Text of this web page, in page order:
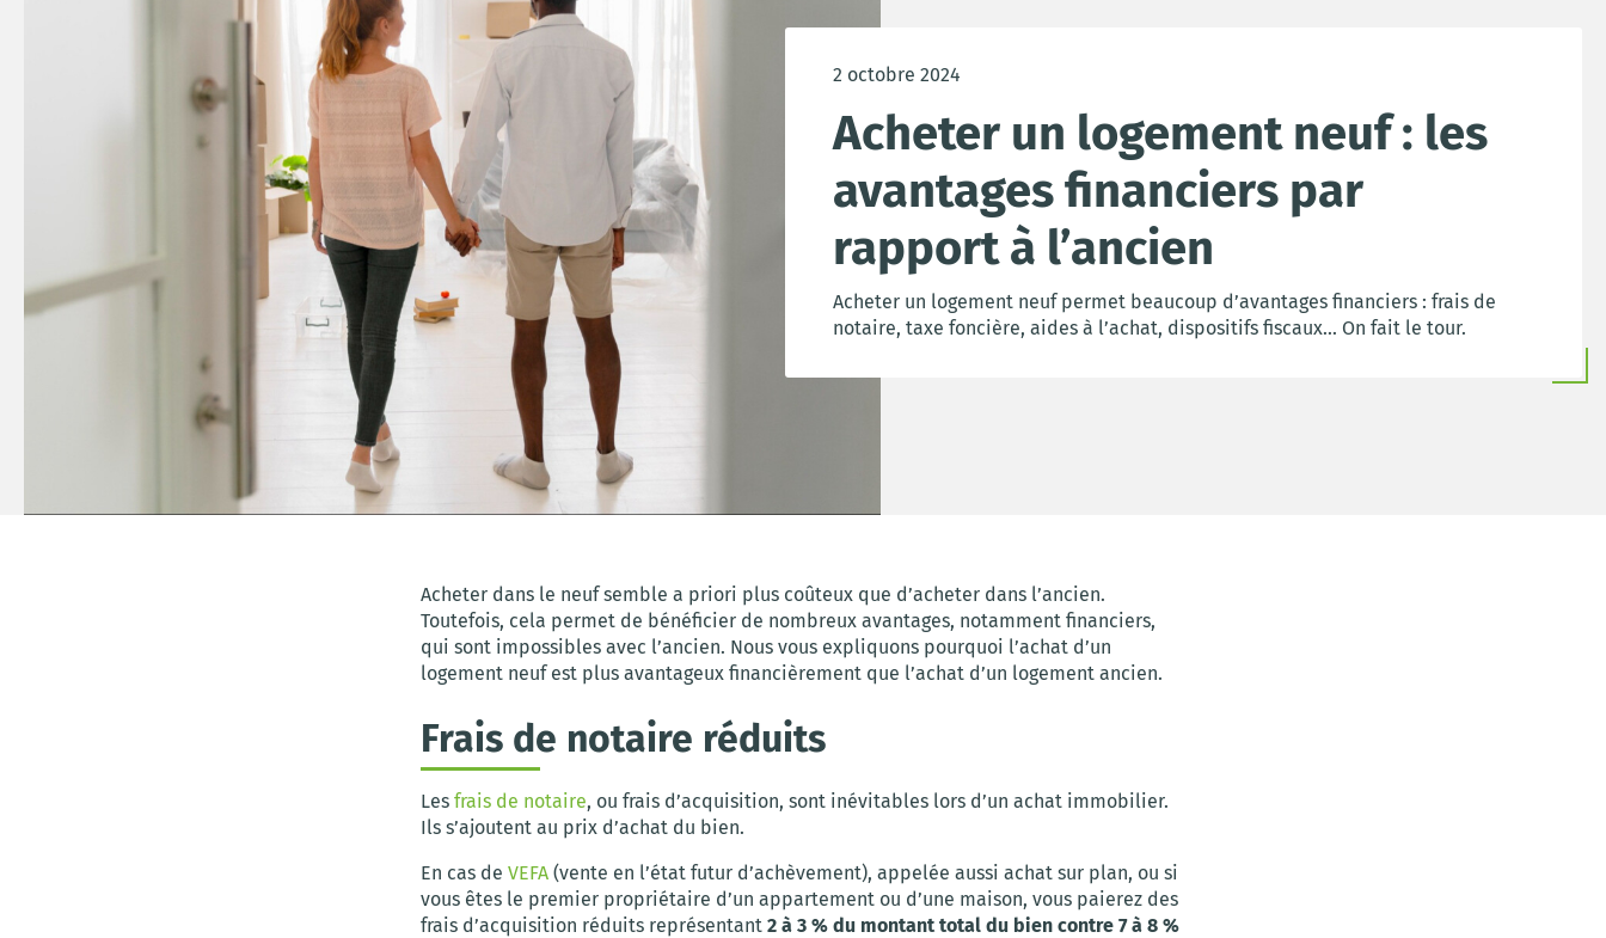
2 octobre 2024
Acheter un logement neuf : les
avantages financiers par
rapport à l’ancien
Acheter un logement neuf permet beaucoup d’avantages financiers : frais de
notaire, taxe foncière, aides à l’achat, dispositifs fiscaux... On fait le tour.
Acheter dans le neuf semble a priori plus coûteux que d’acheter dans l’ancien.
Toutefois, cela permet de bénéficier de nombreux avantages, notamment financiers,
qui sont impossibles avec l’ancien. Nous vous expliquons pourquoi l’achat d’un
logement neuf est plus avantageux financièrement que l’achat d’un logement ancien.
Frais de notaire réduits
Les frais de notaire, ou frais d’acquisition, sont inévitables lors d’un achat immobilier.
Ils s’ajoutent au prix d’achat du bien.
En cas de VEFA (vente en l’état futur d’achèvement), appelée aussi achat sur plan, ou si
vous êtes le premier propriétaire d’un appartement ou d’une maison, vous paierez des
frais d’acquisition réduits représentant 2 à 3 % du montant total du bien contre 7 à 8 %